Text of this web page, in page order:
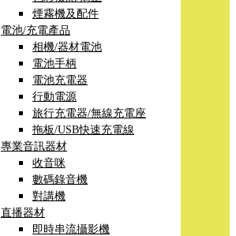
煙霧機及配件
電池/充電產品
相機/器材電池
電池手柄
電池充電器
行動電源
旅行充電器/無線充電座
拖板/USB快速充電線
專業音訊器材
收音咪
數碼錄音機
對講機
直播器材
即時串流攝影機